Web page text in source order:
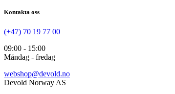
Kontakta oss
(+47) 70 19 77 00
09:00 - 15:00
Måndag - fredag
webshop@devold.no
Devold Norway AS